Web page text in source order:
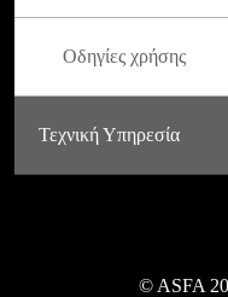
Οδηγίες χρήσης
Τεχνική Υπηρεσία
© ASFA